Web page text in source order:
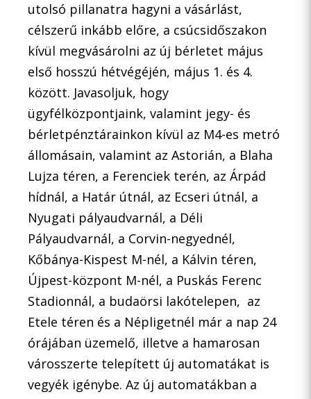
utolsó pillanatra hagyni a vásárlást,
célszerű inkább előre, a csúcsidőszakon
kívül megvásárolni az új bérletet május
első hosszú hétvégéjén, május 1. és 4.
között. Javasoljuk, hogy
ügyfélközpontjaink, valamint jegy- és
bérletpénztárainkon kívül az M4-es metró
állomásain, valamint az Astorián, a Blaha
Lujza téren, a Ferenciek terén, az Árpád
hídnál, a Határ útnál, az Ecseri útnál, a
Nyugati pályaudvarnál, a Déli
Pályaudvarnál, a Corvin-negyednél,
Kőbánya-Kispest M-nél, a Kálvin téren,
Újpest-központ M-nél, a Puskás Ferenc
Stadionnál, a budaörsi lakótelepen, az
Etele téren és a Népligetnél már a nap 24
órájában üzemelő, illetve a hamarosan
városszerte telepített új automatákat is
vegyék igénybe. Az új automatákban a